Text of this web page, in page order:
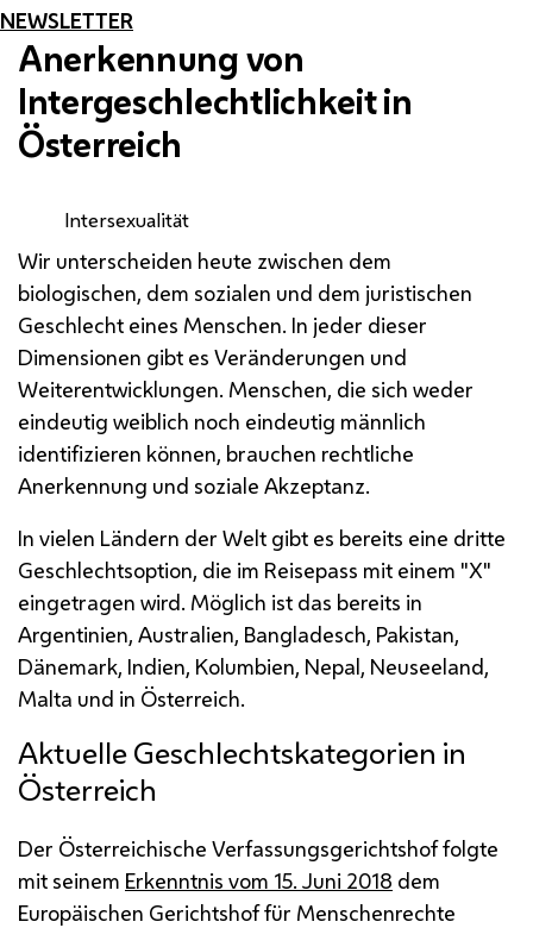
NEWSLETTER
Anerkennung von
Intergeschlechtlichkeit in
Österreich
Intersexualität
Wir unterscheiden heute zwischen dem
biologischen, dem sozialen und dem juristischen
Geschlecht eines Menschen. In jeder dieser
Dimensionen gibt es Veränderungen und
Weiterentwicklungen. Menschen, die sich weder
eindeutig weiblich noch eindeutig männlich
identifizieren können, brauchen rechtliche
Anerkennung und soziale Akzeptanz.
In vielen Ländern der Welt gibt es bereits eine dritte
Geschlechtsoption, die im Reisepass mit einem "X"
eingetragen wird. Möglich ist das bereits in
Argentinien, Australien, Bangladesch, Pakistan,
Dänemark, Indien, Kolumbien, Nepal, Neuseeland,
Malta und in Österreich.
Aktuelle Geschlechtskategorien in
Österreich
Der Österreichische Verfassungsgerichtshof folgte
mit seinem Erkenntnis vom 15. Juni 2018 dem
Europäischen Gerichtshof für Menschenrechte